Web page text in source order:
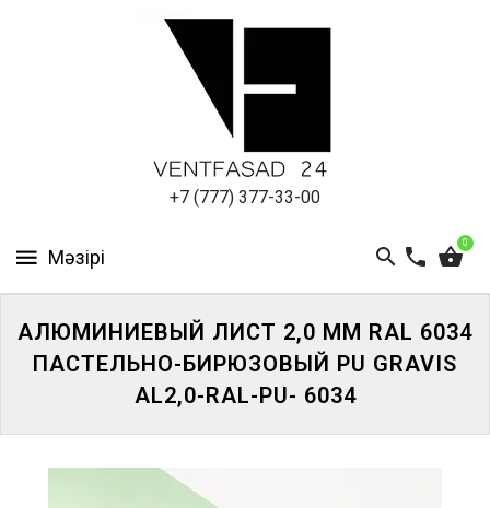
+7 (777) 377-33-00
0
ПАНЕЛИ
АЛЮМИНИЕВЫЙ ЛИСТ 2,0 ММ RAL 6034
ПАСТЕЛЬНО-БИРЮЗОВЫЙ PU GRAVIS
AL2,0-RAL-PU- 6034